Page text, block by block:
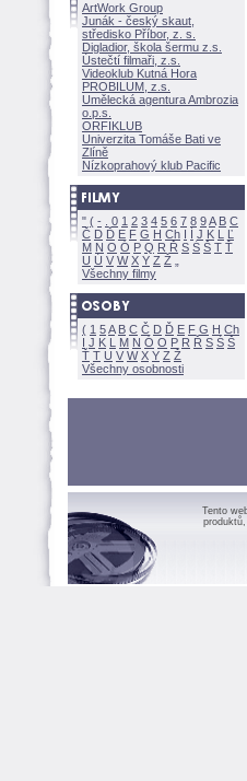
ArtWork Group
Junák - český skaut,
středisko Příbor, z. s.
Digladior, škola šermu z.s.
Ústečtí filmaři, z.s.
Videoklub Kutná Hora
PROBILUM, z.s.
Umělecká agentura Ambrozia
o.p.s.
ORFIKLUB
Univerzita Tomáše Bati ve
Zlíně
Nízkoprahový klub Pacific
" ( - 0 1 2 3 4 5 6 7 8 9A B C
Č D Ď E F G H Ch I Í J K L
Ľ
M N O Ó P Q R Ř S Ś T Ť
U Ú V W X Y Z
Všechny filmy
( 1 5A B C Č D Ď E F G H Ch
I J K L M N Ó O P R Ř S Ś
Ť T U V W X Y Z
Všechny osobnosti
Tento